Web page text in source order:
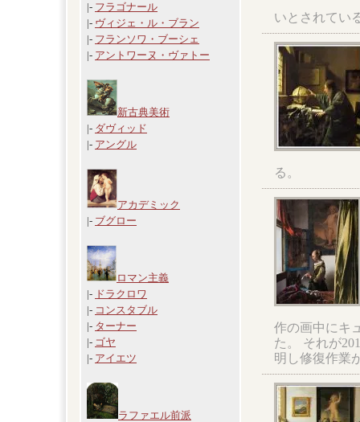
|- フラゴナール
|- ヴィジェ・ル・ブラン
|- フランソワ・ブーシェ
|- アントワーヌ・ヴァトー
新古典美術
|- ダヴィッド
|- アングル
アカデミック
|- ブグロー
ロマン主義
|- ドラクロワ
|- コンスタブル
|- ターナー
|- ゴヤ
|- アイエツ
ラファエル前派
いとされてい
る。
作の画中にキ
た。 それが
明し修復作業